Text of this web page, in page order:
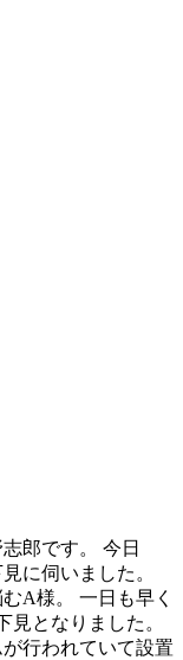
郎です。 今日
に伺いました。
A様。 一日も早く
となりました。
行われていて設置